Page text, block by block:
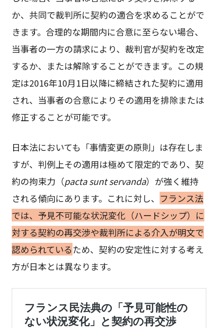
か、共同で裁判所に契約の適合を求めることがで
きます。合理的な期間内に合意に至らない場合、
当事者の一方の請求により、裁判官が契約を改定
するか、または解除することができます。この規
定は2016年10月1日以降に締結された契約に適用
され、当事者の合意によりその適用を排除または
修正することが可能です。
日本法においても「事情変更の原則」は存在しま
すが、判例上その適用は極めて限定的であり、契
約の拘束力（pacta sunt servanda）が強く維持
される傾向にあります。これに対し、 フランス法
では、予見不可能な状況変化（ハードシップ）に
対する契約の再交渉や裁判所による介入が明文で
認められているため、契約の安定性に対する考え
方が日本とは異なります。